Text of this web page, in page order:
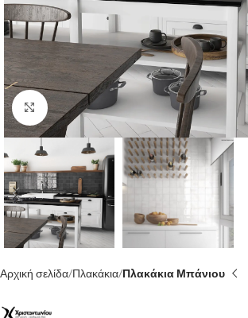
Κάντε κλικ για μεγέθυνση
Αρχική σελίδα Πλακάκια Πλακάκια Μπάνιου